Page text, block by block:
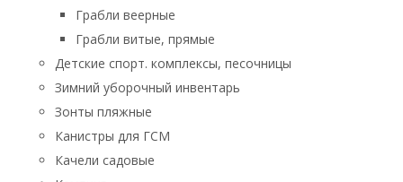
Грабли веерные
Грабли витые, прямые
Детские спорт. комплексы, песочницы
Зимний уборочный инвентарь
Зонты пляжные
Канистры для ГСМ
Качели садовые